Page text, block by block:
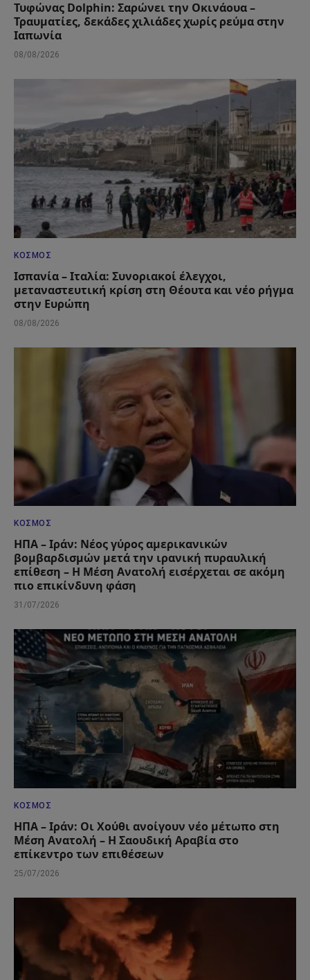
Τυφώνας Dolphin: Σαρώνει την Οκινάουα –
Τραυματίες, δεκάδες χιλιάδες χωρίς ρεύμα στην
Ιαπωνία
08/08/2026
ΚΌΣΜΟΣ
Ισπανία – Ιταλία: Συνοριακοί έλεγχοι,
μεταναστευτική κρίση στη Θέουτα και νέο ρήγμα
στην Ευρώπη
08/08/2026
ΚΌΣΜΟΣ
ΗΠΑ – Ιράν: Νέος γύρος αμερικανικών
βομβαρδισμών μετά την ιρανική πυραυλική
επίθεση – Η Μέση Ανατολή εισέρχεται σε ακόμη
πιο επικίνδυνη φάση
31/07/2026
ΚΌΣΜΟΣ
ΗΠΑ – Ιράν: Οι Χούθι ανοίγουν νέο μέτωπο στη
Μέση Ανατολή – Η Σαουδική Αραβία στο
επίκεντρο των επιθέσεων
25/07/2026